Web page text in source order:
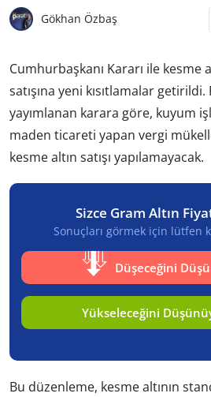
Gökhan Özbaş
Cumhurbaşkanı Kararı ile kesme
satışına yeni kısıtlamalar getirildi.
yayımlanan karara göre, kuyum
maden ticareti yapan vergi
kesme altın satışı yapılamayacak.
Sizce Gram Altın
Sonuçları görmek için lütfen
Düşeceğini
Yükseleceğini
Bu düzenleme, kesme altının